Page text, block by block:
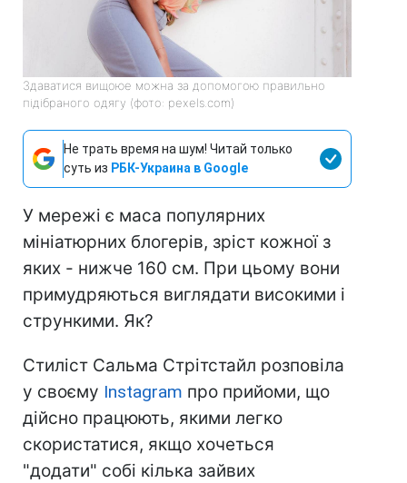
Здаватися вищоюе можна за допомогою правильно
підібраного одягу (фото: pexels.com)
Не трать время на шум! Читай только
суть из РБК-Украина в Google
У мережі є маса популярних
мініатюрних блогерів, зріст кожної з
яких - нижче 160 см. При цьому вони
примудряються виглядати високими і
стрункими. Як?
Стиліст Сальма Стрітстайл розповіла
у своєму Instagram про прийоми, що
дійсно працюють, якими легко
скористатися, якщо хочеться
"додати" собі кілька зайвих